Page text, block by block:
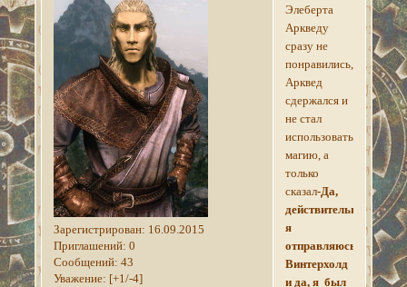
Зарегистрирован: 16.09.2015
Приглашений: 0
Сообщений: 43
Уважение: [+1/-4]
Элеберта
Аркведу
сразу не
понравились,но
Арквед
сдержался и
не стал
использовать
магию, а
только
сказал-Да,
действительно
я
отправляюсь
Винтерхолд
и да, я был